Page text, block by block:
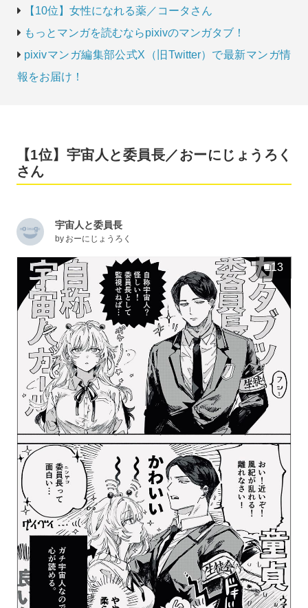
【10位】女性になれる薬／コータさん
もっとマンガを読むならpixivのマンガタブ！
pixivマンガ編集部公式X（旧Twitter）で最新マンガ情
報をお届け！
【1位】宇宙人と委員長／おーにじょうろく
さん
宇宙人と委員長
by おーにじょうろく
13